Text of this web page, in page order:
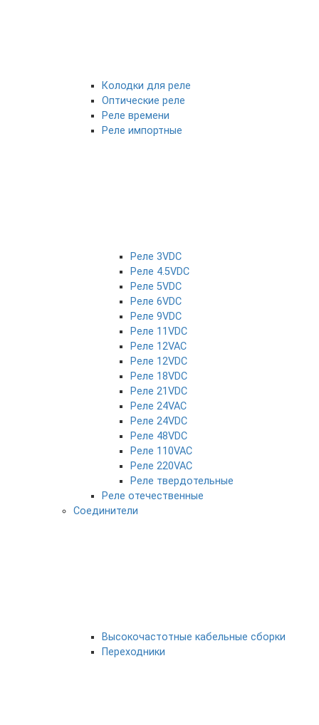
Колодки для реле
Оптические реле
Реле времени
Реле импортные
Реле 3VDC
Реле 4.5VDC
Реле 5VDC
Реле 6VDC
Реле 9VDC
Реле 11VDC
Реле 12VAC
Реле 12VDC
Реле 18VDC
Реле 21VDC
Реле 24VAC
Реле 24VDC
Реле 48VDC
Реле 110VAC
Реле 220VAC
Реле твердотельные
Реле отечественные
Соединители
Высокочастотные кабельные сборки
Переходники